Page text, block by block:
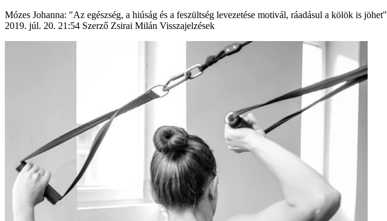
Mózes Johanna: "Az egészség, a hiúság és a feszültség levezetése motivál, ráadásul a kölök is jöhet"
2019. júl. 20. 21:54 Szerző Zsirai Milán Visszajelzések